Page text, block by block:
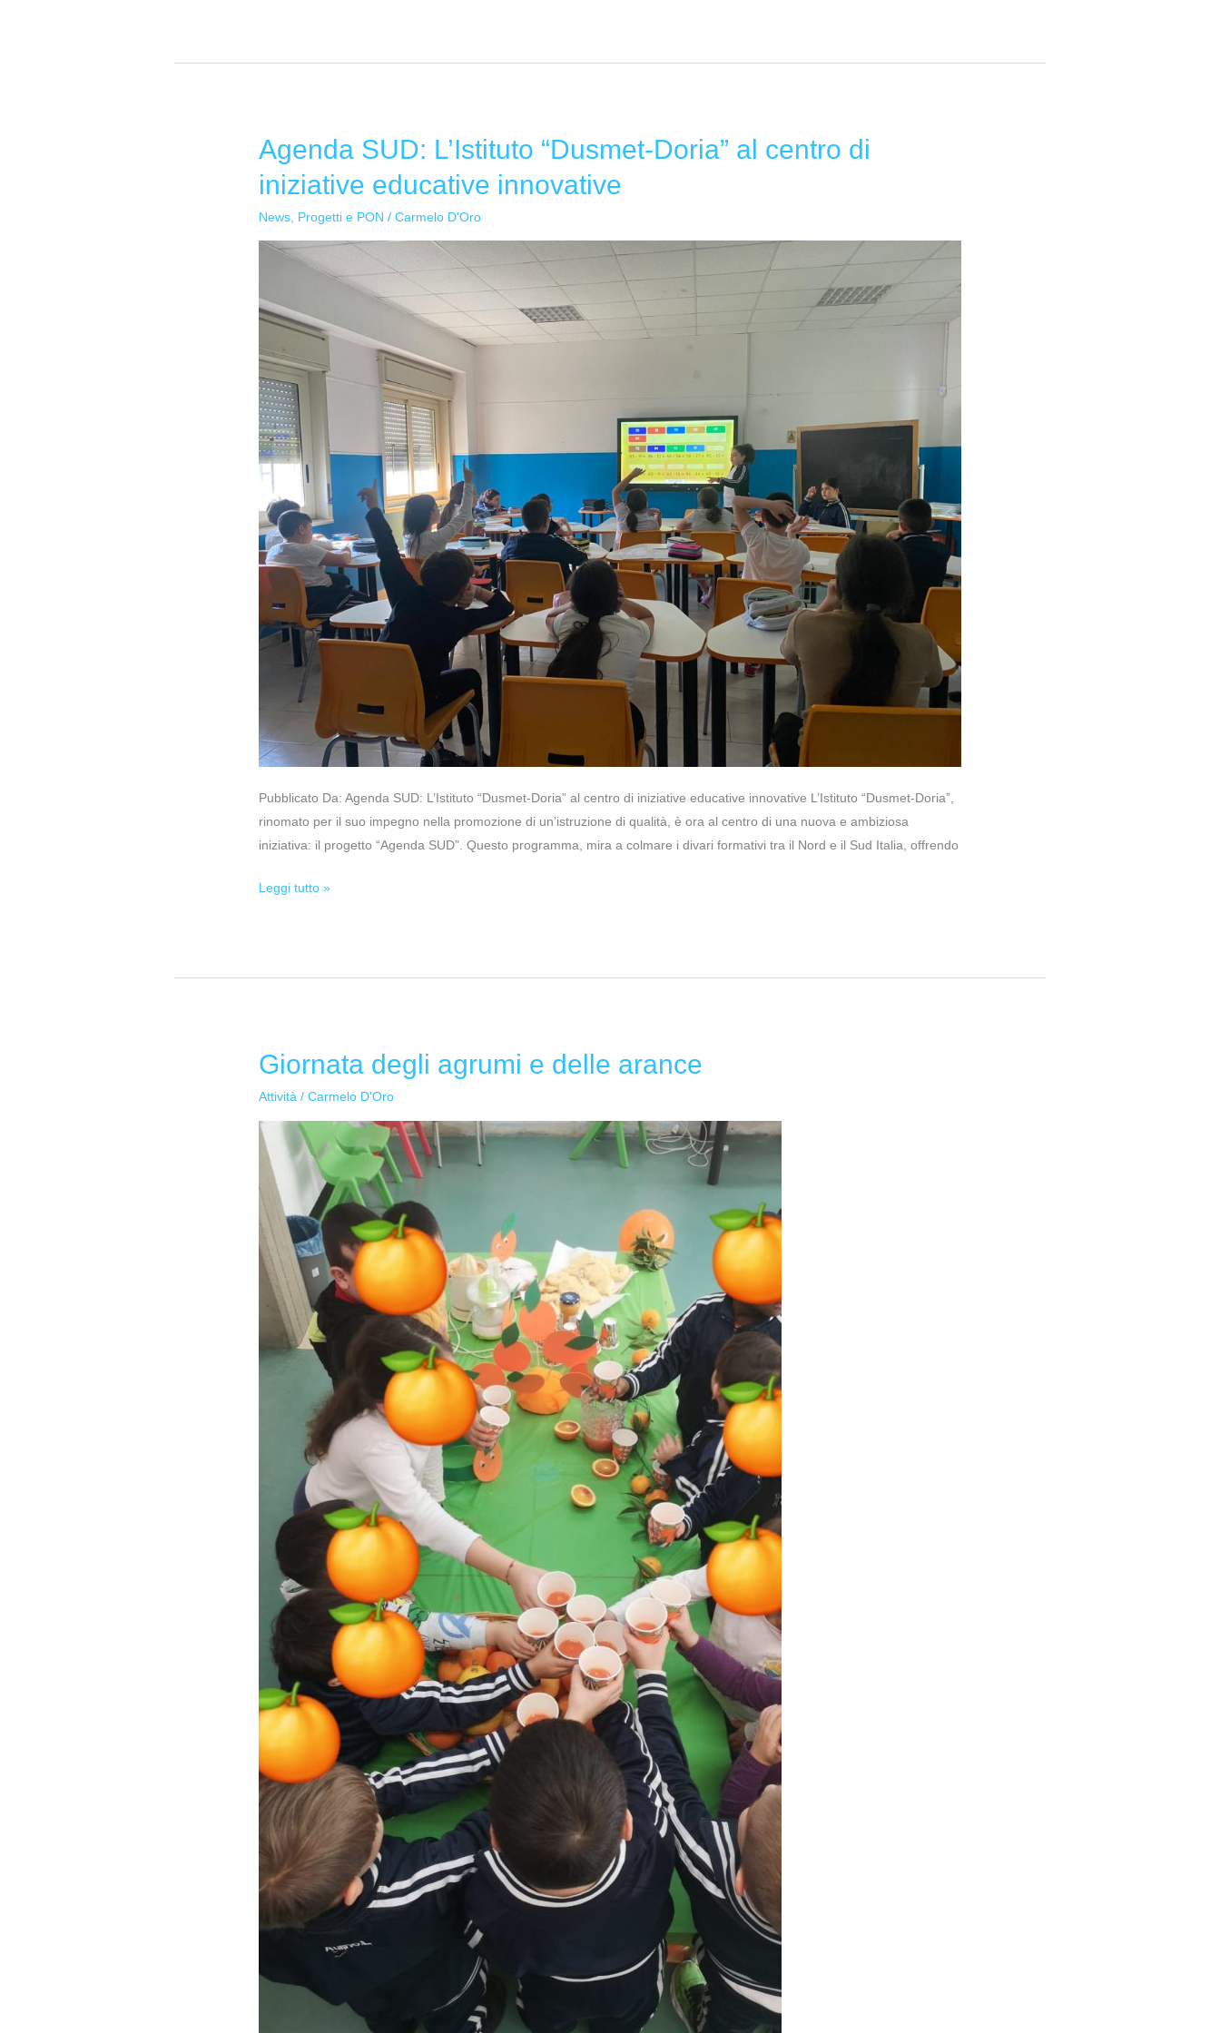
Agenda SUD: L’Istituto “Dusmet-Doria” al centro di
iniziative educative innovative
News Progetti e PON /Carmelo D'Oro
Pubblicato Da: Agenda SUD: L’Istituto “Dusmet-Doria” al centro di iniziative educative innovative L’Istituto “Dusmet-Doria”,
rinomato per il suo impegno nella promozione di un’istruzione di qualità, è ora al centro di una nuova e ambiziosa
iniziativa: il progetto “Agenda SUD”. Questo programma, mira a colmare i divari formativi tra il Nord e il Sud Italia, offrendo
Agenda
SUD:
L’Istituto
“Dusmet-
di
iniziative
educative
innovative
Leggi tutto »
Giornata degli agrumi e delle arance
Attività /Carmelo D'Oro
Giornata
agrumi
e
delle
arance